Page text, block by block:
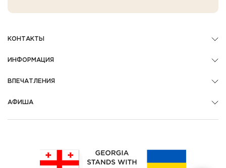
КОНТАКТЫ
ИНФОРМАЦИЯ
ВПЕЧАТЛЕНИЯ
АФИША